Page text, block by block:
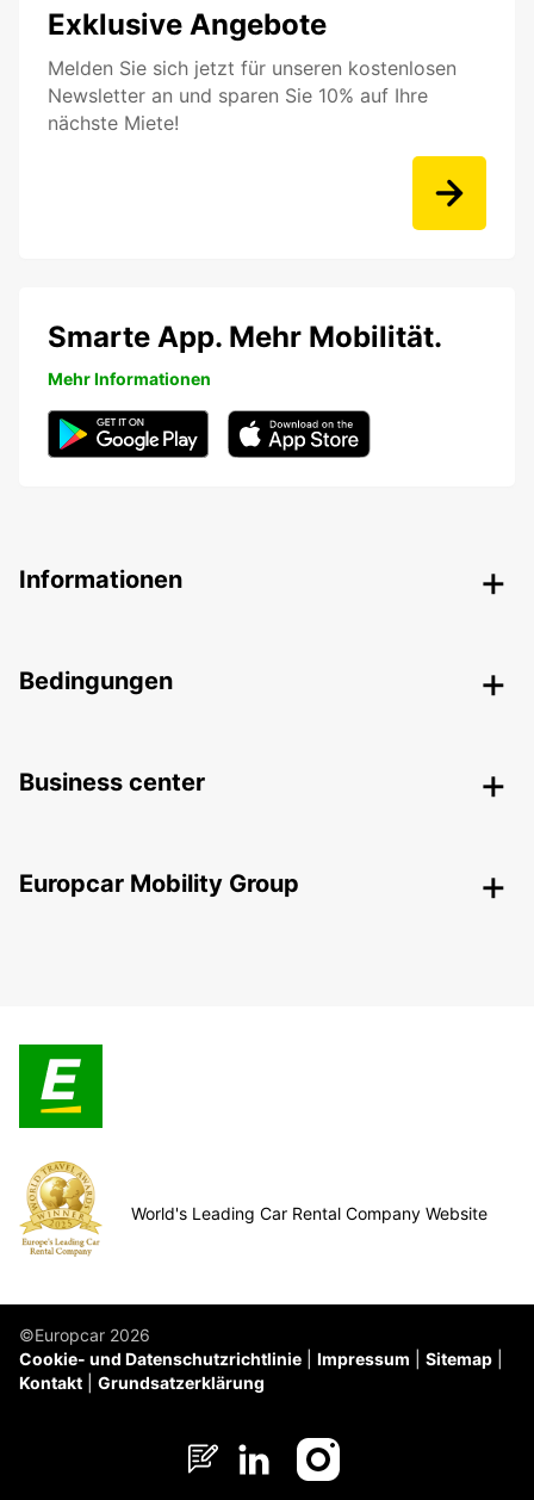
Exklusive Angebote
Melden Sie sich jetzt für unseren kostenlosen
Newsletter an und sparen Sie 10% auf Ihre
nächste Miete!
Smarte App. Mehr Mobilität.
Mehr Informationen
Informationen
Bedingungen
Business center
Europcar Mobility Group
World's Leading Car Rental Company Website
©Europcar 2026
Cookie- und Datenschutzrichtlinie
Impressum
Sitemap
Kontakt
Grundsatzerklärung